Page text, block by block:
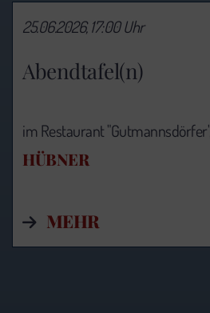
Abendtafel(n)
25.06.2026, 17:00 Uhr
im Restaurant
HÜBNER
MEHR